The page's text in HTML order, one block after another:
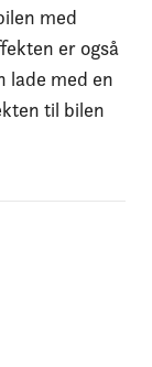
med
er også
lade med en
til bilen